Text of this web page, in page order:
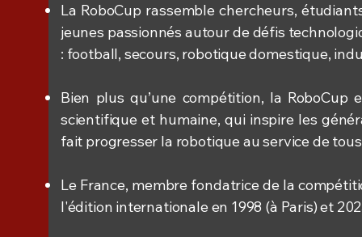
La RoboCup rassemble chercheurs,
jeunes passionnés autour de défis
: football, secours, robotique domestique,
Bien plus qu’une compétition, la RoboCup
scientifique et humaine, qui inspire les
fait progresser la robotique au service de
Le France, membre fondatrice de la
l'édition internationale en 1998 (à Paris) et